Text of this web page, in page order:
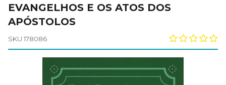
EVANGELHOS E OS ATOS DOS
APÓSTOLOS
SKU 178086